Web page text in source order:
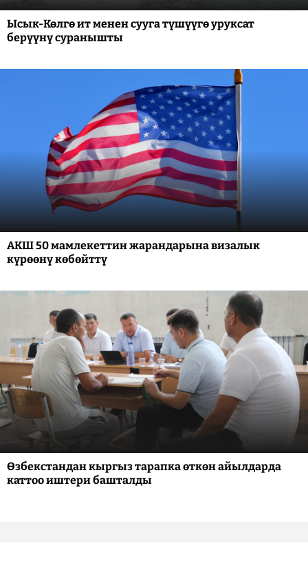
Ысык-Көлгө ит менен сууга түшүүгө уруксат
берүүнү суранышты
АКШ 50 мамлекеттин жарандарына визалык
күрөөнү көбөйттү
Өзбекстандан кыргыз тарапка өткөн айылдарда
каттоо иштери башталды